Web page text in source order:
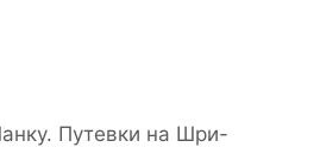
Путевки на Шри-